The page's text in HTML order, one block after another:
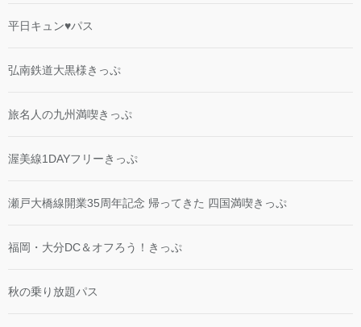
平日キュン♥パス
弘南鉄道大黒様きっぷ
旅名人の九州満喫きっぷ
渥美線1DAYフリーきっぷ
瀬戸大橋線開業35周年記念 帰ってきた 四国満喫きっぷ
福岡・大分DC＆オフろう！きっぷ
秋の乗り放題パス